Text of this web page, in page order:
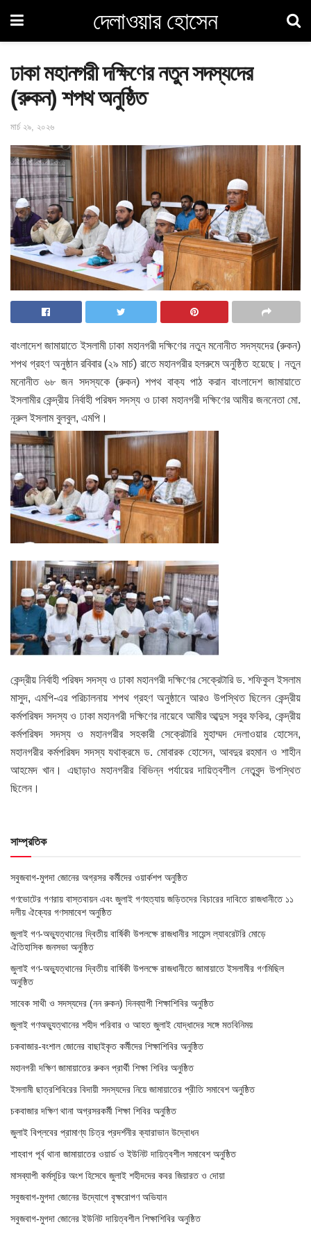
দেলাওয়ার হোসেন
ঢাকা মহানগরী দক্ষিণের নতুন সদস্যদের
(রুকন) শপথ অনুষ্ঠিত
মার্চ ২৯, ২০২৬
বাংলাদেশ জামায়াতে ইসলামী ঢাকা মহানগরী দক্ষিণের নতুন মনোনীত সদস্যদের (রুকন)
শপথ গ্রহণ অনুষ্ঠান রবিবার (২৯ মার্চ) রাতে মহানগরীর হলরুমে অনুষ্ঠিত হয়েছে। নতুন
মনোনীত ৬৮ জন সদস্যকে (রুকন) শপথ বাক্য পাঠ করান বাংলাদেশ জামায়াতে
ইসলামীর কেন্দ্রীয় নির্বাহী পরিষদ সদস্য ও ঢাকা মহানগরী দক্ষিণের আমীর জননেতা মো.
নূরুল ইসলাম বুলবুল, এমপি।
কেন্দ্রীয় নির্বাহী পরিষদ সদস্য ও ঢাকা মহানগরী দক্ষিণের সেক্রেটারি ড. শফিকুল ইসলাম
মাসুদ, এমপি-এর পরিচালনায় শপথ গ্রহণ অনুষ্ঠানে আরও উপস্থিত ছিলেন কেন্দ্রীয়
কর্মপরিষদ সদস্য ও ঢাকা মহানগরী দক্ষিণের নায়েবে আমীর আব্দুস সবুর ফকির, কেন্দ্রীয়
কর্মপরিষদ সদস্য ও মহানগরীর সহকারী সেক্রেটারি মুহাম্মদ দেলাওয়ার হোসেন,
মহানগরীর কর্মপরিষদ সদস্য যথাক্রমে ড. মোবারক হোসেন, আবদুর রহমান ও শাহীন
আহমেদ খান। এছাড়াও মহানগরীর বিভিন্ন পর্যায়ের দায়িত্বশীল নেতৃবৃন্দ উপস্থিত
ছিলেন।
সাম্প্রতিক
সবুজবাগ-মুগদা জোনের অগ্রসর কর্মীদের ওয়ার্কশপ অনুষ্ঠিত
গণভোটের গণরায় বাস্তবায়ন এবং জুলাই গণহত্যায় জড়িতদের বিচারের দাবিতে রাজধানীতে ১১
দলীয় ঐক্যের গণসমাবেশ অনুষ্ঠিত
জুলাই গণ-অভ্যুত্থানের দ্বিতীয় বার্ষিকী উপলক্ষে রাজধানীর সায়েন্স ল্যাবরেটরি মোড়ে
ঐতিহাসিক জনসভা অনুষ্ঠিত
জুলাই গণ-অভ্যুত্থানের দ্বিতীয় বার্ষিকী উপলক্ষে রাজধানীতে জামায়াতে ইসলামীর গণমিছিল
অনুষ্ঠিত
সাবেক সাথী ও সদস্যদের (নন রুকন) দিনব্যাপী শিক্ষাশিবির অনুষ্ঠিত
জুলাই গণঅভ্যুত্থানের শহীদ পরিবার ও আহত জুলাই যোদ্ধাদের সঙ্গে মতবিনিময়
চকবাজার-বংশাল জোনের বাছাইকৃত কর্মীদের শিক্ষাশিবির অনুষ্ঠিত
মহানগরী দক্ষিণ জামায়াতের রুকন প্রার্থী শিক্ষা শিবির অনুষ্ঠিত
ইসলামী ছাত্রশিবিরের বিদায়ী সদস্যদের নিয়ে জামায়াতের প্রীতি সমাবেশ অনুষ্ঠিত
চকবাজার দক্ষিণ থানা অগ্রসরকর্মী শিক্ষা শিবির অনুষ্ঠিত
জুলাই বিপ্লবের প্রামাণ্য চিত্র প্রদর্শনীর ক্যারাভান উদ্বোধন
শাহবাগ পূর্ব থানা জামায়াতের ওয়ার্ড ও ইউনিট দায়িত্বশীল সমাবেশ অনুষ্ঠিত
মাসব্যাপী কর্মসূচির অংশ হিসেবে জুলাই শহীদদের কবর জিয়ারত ও দোয়া
সবুজবাগ-মুগদা জোনের উদ্যোগে বৃক্ষরোপণ অভিযান
সবুজবাগ-মুগদা জোনের ইউনিট দায়িত্বশীল শিক্ষাশিবির অনুষ্ঠিত